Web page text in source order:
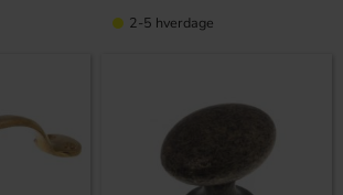
2-5 hverdage